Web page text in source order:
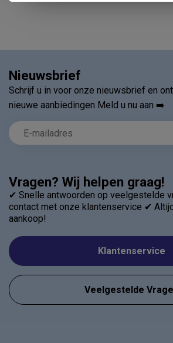
Vragen? Wij helpen graag!
✔ Snelle antwoorden op veelgestelde
contact met onze klantenservice ✔
aankoop!
Klantenservice
Veelgestelde
Nieuwsbrief
Schrijf u in voor onze nieuwsbrief en
nieuwe aanbiedingen Meld u nu aan ➡️